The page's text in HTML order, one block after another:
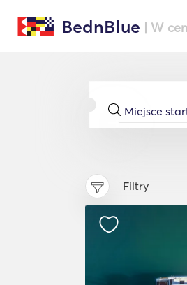
BednBlue | W
Filtry